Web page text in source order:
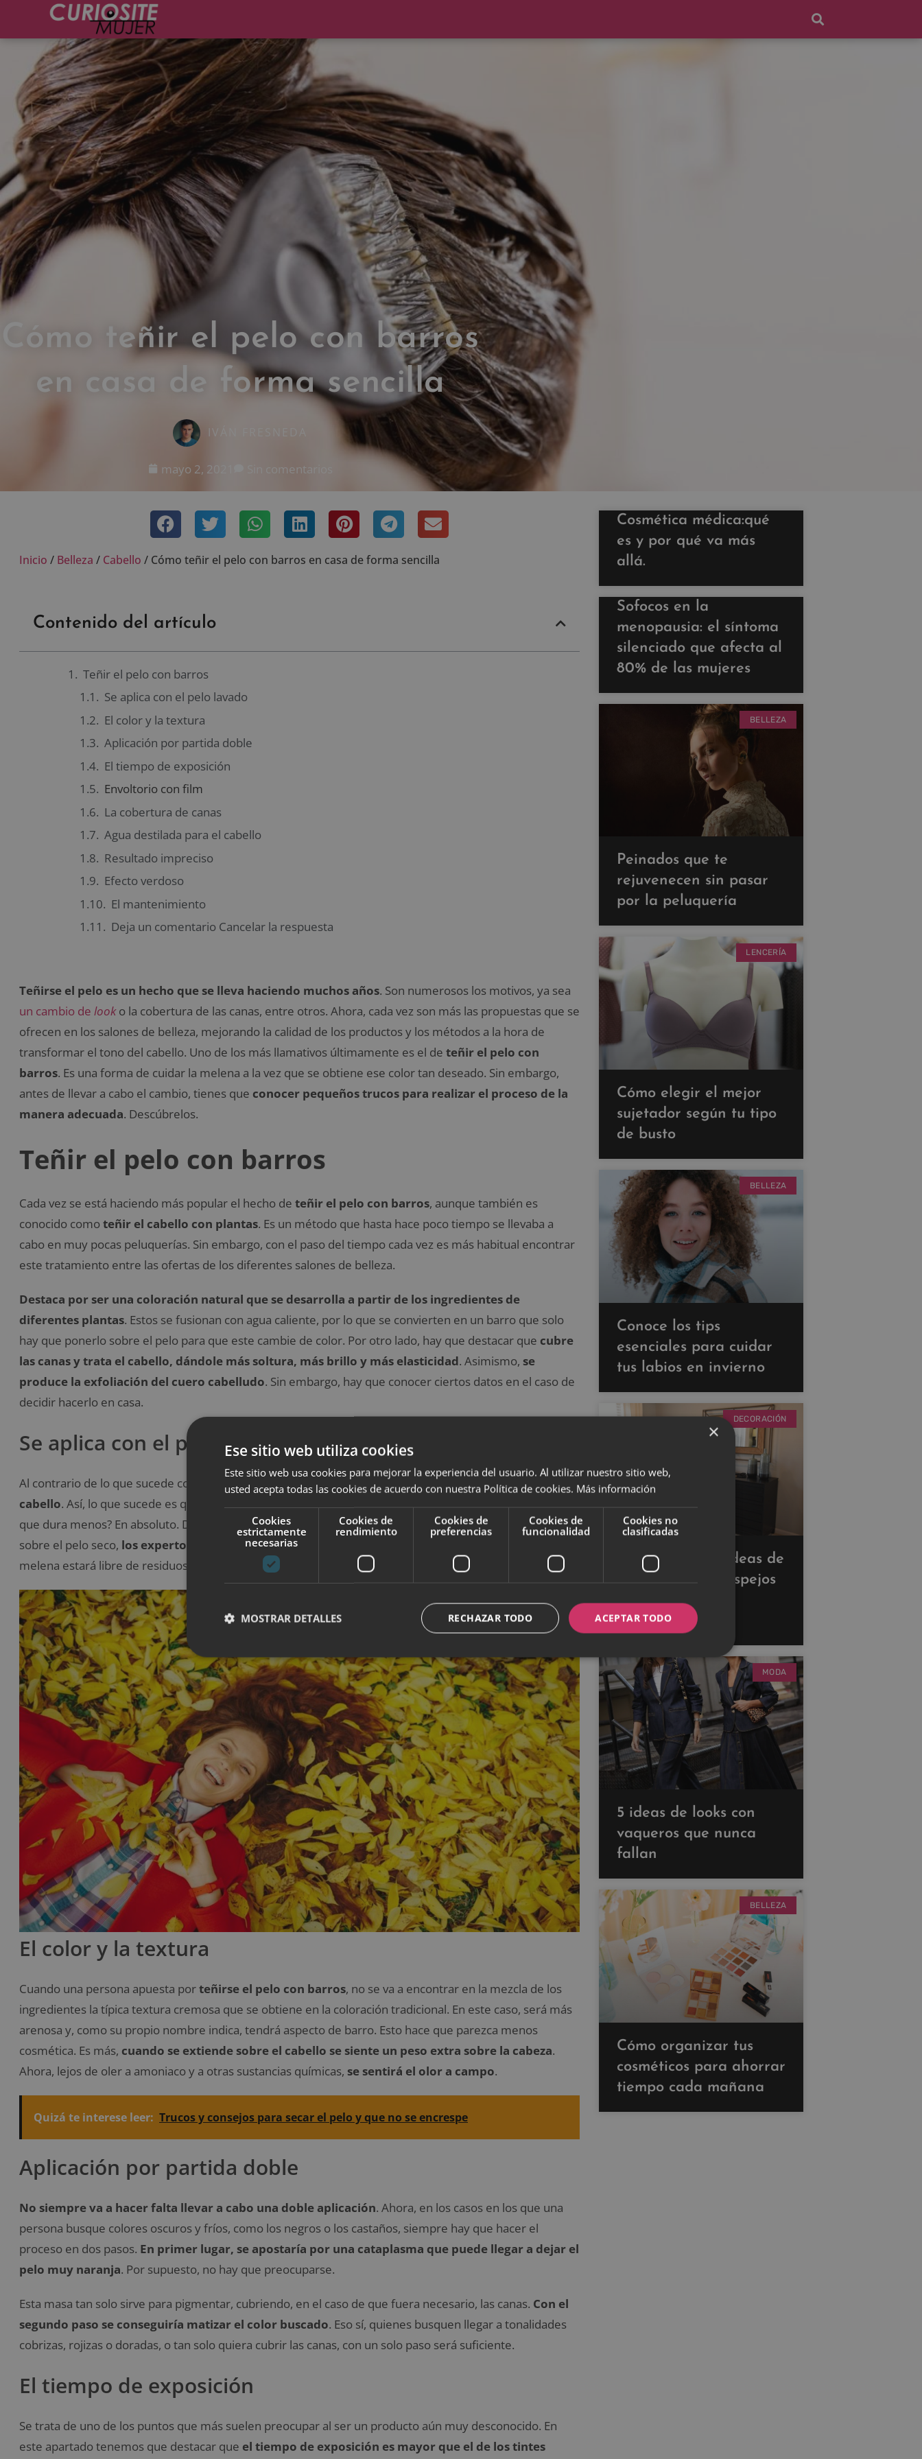
Cómo teñir el pelo con barros
en casa de forma sencilla
IVÁN FRESNEDA
mayo 2, 2021 Sin comentarios
Inicio / Belleza / Cabello / Cómo teñir el pelo con barros en casa de forma sencilla
Contenido del artículo
Teñir el pelo con barros
Se aplica con el pelo lavado
El color y la textura
Aplicación por partida doble
El tiempo de exposición
Envoltorio con film
La cobertura de canas
Agua destilada para el cabello
Resultado impreciso
Efecto verdoso
El mantenimiento
Deja un comentario Cancelar la respuesta
Teñirse el pelo es un hecho que se lleva haciendo muchos años. Son numerosos los motivos, ya sea
un cambio de looko la cobertura de las canas, entre otros. Ahora, cada vez son más las propuestas que se
ofrecen en los salones de belleza, mejorando la calidad de los productos y los métodos a la hora de
transformar el tono del cabello. Uno de los más llamativos últimamente es el de teñir el pelo con
barros. Es una forma de cuidar la melena a la vez que se obtiene ese color tan deseado. Sin embargo,
antes de llevar a cabo el cambio, tienes que conocer pequeños trucos para realizar el proceso de la
manera adecuada. Descúbrelos.
Teñir el pelo con barros
Cada vez se está haciendo más popular el hecho de teñir el pelo con barros, aunque también es
conocido comoteñir el cabello con plantas. Es un método que hasta hace poco tiempo se llevaba a
cabo en muy pocas peluquerías. Sin embargo, con el paso del tiempo cada vez es más habitual encontrar
este tratamiento entre las ofertas de los diferentes salones de belleza.
Destaca por ser una coloración natural que se desarrolla a partir de los ingredientes de
diferentes plantas. Estos se fusionan con agua caliente, por lo que se convierten en un barro que solo
hay que ponerlo sobre el pelo para que este cambie de color. Por otro lado, hay que destacar que cubre
las canas y trata el cabello, dándole más soltura, más brillo y más elasticidad. Asimismo, se
produce la exfoliación del cuero cabelludo. Sin embargo, hay que conocer ciertos datos en el caso de
decidir hacerlo en casa.
Se aplica con el pelo lavado
Al contrario de lo que sucede con el tinte tradicional, este producto
no penetra en la estructura del
cabello. Así, lo que sucede es que
que dura menos? En absoluto. De este modo, aunque es cierto que también se podría poner la mezcla
sobre el pelo seco, los expertos recomiendan hacerlo cuando esté recién lavado
melena estará libre de residuos. Estos últimos ralentizarían o, incluso, perjudicarían la coloración.
El color y la textura
Cuando una persona apuesta porteñirse el pelo con barros, no se va a encontrar en la mezcla de los
ingredientes la típica textura cremosa que se obtiene en la coloración tradicional. En este caso, será más
arenosa y, como su propio nombre indica, tendrá aspecto de barro. Esto hace que parezca menos
cosmética. Es más, cuando se extiende sobre el cabello se siente un peso extra sobre la cabeza.
Ahora, lejos de oler a amoniaco y a otras sustancias químicas, se sentirá el olor a campo.
Quizá te interese leer: Trucos y consejos para secar el pelo y que no se encrespe
Aplicación por partida doble
No siempre va a hacer falta llevar a cabo una doble aplicación. Ahora, en los casos en los que una
persona busque colores oscuros y fríos, como los negros o los castaños, siempre hay que hacer el
proceso en dos pasos. En primer lugar, se apostaría por una cataplasma que puede llegar a dejar el
pelo muy naranja. Por supuesto, no hay que preocuparse.
Esta masa tan solo sirve para pigmentar, cubriendo, en el caso de que fuera necesario, las canas. Con el
segundo paso se conseguiría matizar el color buscado. Eso sí, quienes busquen llegar a tonalidades
cobrizas, rojizas o doradas, o tan solo quiera cubrir las canas, con un solo paso será suficiente.
El tiempo de exposición
Se trata de uno de los puntos que más suelen preocupar al ser un producto aún muy desconocido. En
este apartado tenemos que destacar que el tiempo de exposición es mayor que el de los tintes
Cosmética médica:qué
es y por qué va más
allá.
Sofocos en la
menopausia: el síntoma
silenciado que afecta al
80% de las mujeres
BELLEZA
Peinados que te
rejuvenecen sin pasar
por la peluquería
LENCERÍA
Cómo elegir el mejor
sujetador según tu tipo
de busto
BELLEZA
Conoce los tips
esenciales para cuidar
tus labios en invierno
DECORACIÓN
Descubre estas ideas de
decoración con espejos
para ampliar tus
espacios
MODA
5 ideas de looks con
vaqueros que nunca
fallan
BELLEZA
Cómo organizar tus
cosméticos para ahorrar
tiempo cada mañana
×
Ese sitio web utiliza cookies
Este sitio web usa cookies para mejorar la experiencia del usuario. Al utilizar nuestro sitio web,
usted acepta todas las cookies de acuerdo con nuestra Política de cookies. Más información
Cookies
estrictamente
necesarias
Cookies de
rendimiento
Cookies de
preferencias
Cookies de
funcionalidad
Cookies no
clasificadas
ACEPTAR TODO
RECHAZAR TODO
MOSTRAR DETALLES